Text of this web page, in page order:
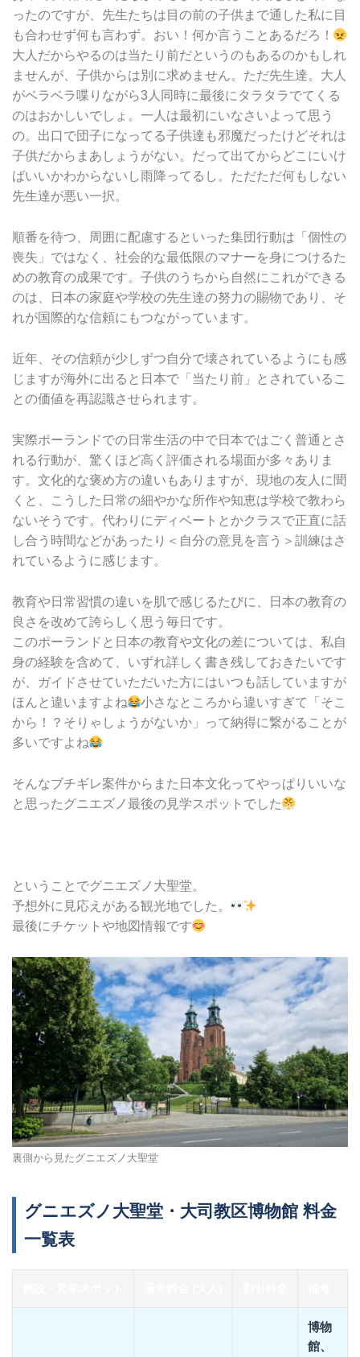
ったのですが、先生たちは目の前の子供まで通した私に目
も合わせず何も言わず。おい！何か言うことあるだろ！
大人だからやるのは当たり前だというのもあるのかもしれ
ませんが、子供からは別に求めません。ただ先生達。大人
がベラベラ喋りながら3人同時に最後にタラタラでてくる
のはおかしいでしょ。一人は最初にいなさいよって思う
の。出口で団子になってる子供達も邪魔だったけどそれは
子供だからまあしょうがない。だって出てからどこにいけ
ばいいかわからないし雨降ってるし。ただただ何もしない
先生達が悪い一択。
順番を待つ、周囲に配慮するといった集団行動は「個性の
喪失」ではなく、社会的な最低限のマナーを身につけるた
めの教育の成果です。子供のうちから自然にこれができる
のは、日本の家庭や学校の先生達の努力の賜物であり、そ
れが国際的な信頼にもつながっています。
近年、その信頼が少しずつ自分で壊されているようにも感
じますが海外に出ると日本で「当たり前」とされているこ
との価値を再認識させられます。
実際ポーランドでの日常生活の中で日本ではごく普通とさ
れる行動が、驚くほど高く評価される場面が多々ありま
す。文化的な褒め方の違いもありますが、現地の友人に聞
くと、こうした日常の細やかな所作や知恵は学校で教わら
ないそうです。代わりにディベートとかクラスで正直に話
し合う時間などがあったり＜自分の意見を言う＞訓練はさ
れているように感じます。
教育や日常習慣の違いを肌で感じるたびに、日本の教育の
良さを改めて誇らしく思う毎日です。
このポーランドと日本の教育や文化の差については、私自
身の経験を含めて、いずれ詳しく書き残しておきたいです
が、ガイドさせていただいた方にはいつも話していますが
ほんと違いますよね
小さなところから違いすぎて「そこ
から！？そりゃしょうがないか」って納得に繋がることが
多いですよね
そんなブチギレ案件からまた日本文化ってやっぱりいいな
と思ったグニエズノ最後の見学スポットでした
ということでグニエズノ大聖堂。
予想外に見応えがある観光地でした。
最後にチケットや地図情報です
裏側から見たグニエズノ大聖堂
グニエズノ大聖堂・大司教区博物館 料金
一覧表
博物
館、